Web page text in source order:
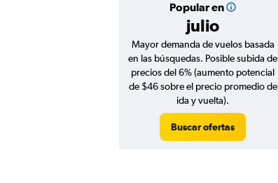
Popular en
julio
Mayor demanda de vuelos basada
en las búsquedas. Posible subida de
precios del 6% (aumento potencial
de $46 sobre el precio promedio de
ida y vuelta).
Buscar ofertas